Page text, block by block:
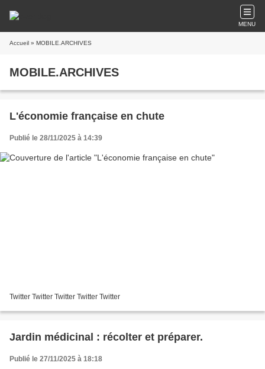
MENU
Accueil » MOBILE.ARCHIVES
MOBILE.ARCHIVES
L'économie française en chute
Publié le 28/11/2025 à 14:39
Twitter Twitter Twitter Twitter Twitter
Jardin médicinal : récolter et préparer.
Publié le 27/11/2025 à 18:18